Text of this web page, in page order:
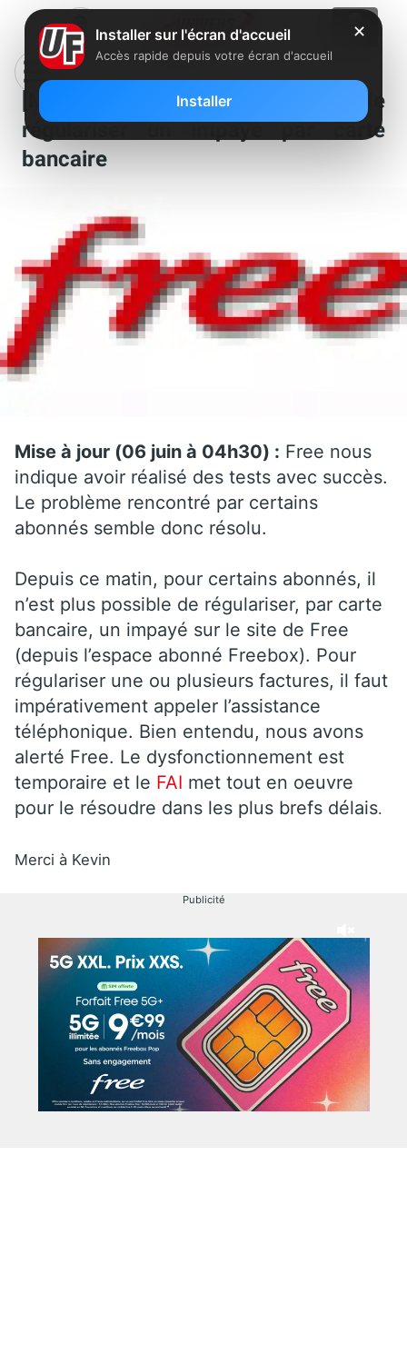
[MàJ] Free : Impossible de
régulariser un impayé par carte
bancaire
Mise à jour (06 juin à 04h30) : Free nous
indique avoir réalisé des tests avec succès.
Le problème rencontré par certains
abonnés semble donc résolu.
Depuis ce matin, pour certains abonnés, il
n’est plus possible de régulariser, par carte
bancaire, un impayé sur le site de Free
(depuis l’espace abonné Freebox). Pour
régulariser une ou plusieurs factures, il faut
impérativement appeler l’assistance
téléphonique. Bien entendu, nous avons
alerté Free. Le dysfonctionnement est
temporaire et le FAI met tout en oeuvre
pour le résoudre dans les plus brefs délais.
Merci à Kevin
Publicité
✕
Installer sur l'écran d'accueil
Accès rapide depuis votre écran d'accueil
Installer